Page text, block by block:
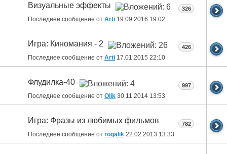
Визуальные эффекты
Последнее сообщение от Arti 19.09.2016 19:02
326
Игра: Киномания - 2
Последнее сообщение от Arti 17.01.2015 22:10
426
Флудилка-40
Последнее сообщение от Olik 30.11.2014 13:53
997
Игра: Фразы из любимых фильмов
Последнее сообщение от rogalik 22.02.2013 13:33
782